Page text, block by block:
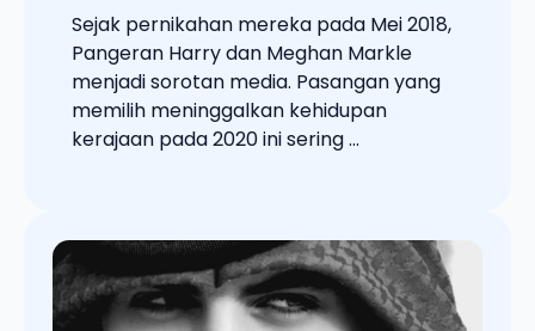
Sejak pernikahan mereka pada Mei 2018,
Pangeran Harry dan Meghan Markle
menjadi sorotan media. Pasangan yang
memilih meninggalkan kehidupan
kerajaan pada 2020 ini sering ...